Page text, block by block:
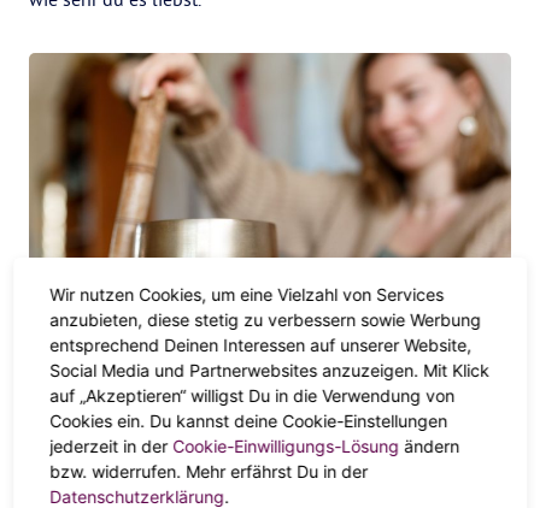
Widder, Löwe, Schütze
SCHÜTTLE DEN STRESS AB
Wenn du vom Feuer angetrieben wirst, brauchst du
Aktivität, Intensität und Energie, um bei Kräften zu
Wir nutzen Cookies, um eine Vielzahl von Services
anzubieten, diese stetig zu verbessern sowie Werbung
entsprechend Deinen Interessen auf unserer Website,
Social Media und Partnerwebsites anzuzeigen. Mit Klick
auf „Akzeptieren“ willigst Du in die Verwendung von
Cookies ein. Du kannst deine Cookie-Einstellungen
jederzeit in der Cookie-Einwilligungs-Lösung ändern
bzw. widerrufen. Mehr erfährst Du in der
Datenschutzerklärung.